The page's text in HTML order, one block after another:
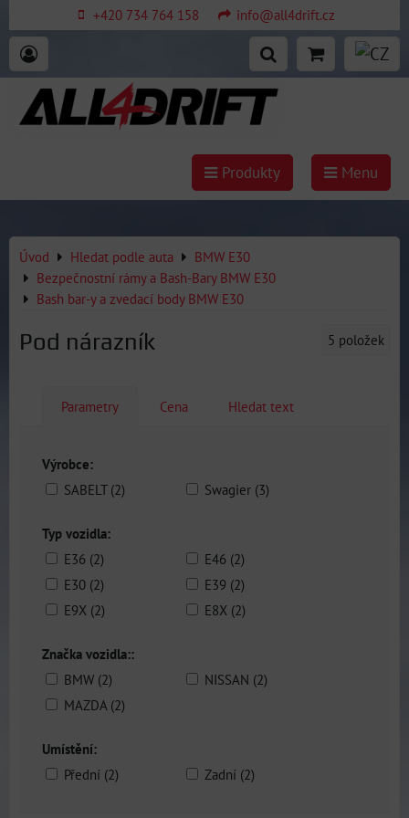
+420 734 764 158 info@all4drift.cz
Produkty Menu
Úvod Hledat podle auta
BMW E30
Bezpečnostní rámy a Bash-Bary BMW E30
Bash bar-y a zvedací body BMW E30
Pod nárazník 5 položek
Parametry Cena Hledat text
Výrobce:
SABELT (2)
Swagier (3)
Typ vozidla:
E36 (2)
E46 (2)
E30 (2)
E39 (2)
E9X (2)
E8X (2)
Značka vozidla::
BMW (2)
NISSAN (2)
MAZDA (2)
Umístění:
Přední (2)
Zadní (2)